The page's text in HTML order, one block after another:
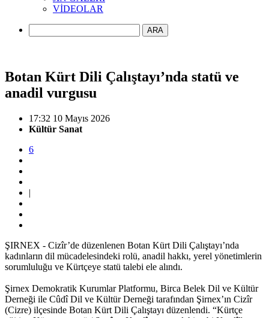
VİDEOLAR
ARA
Botan Kürt Dili Çalıştayı’nda statü ve
anadil vurgusu
17:32 10 Mayıs 2026
Kültür Sanat
6
|
ŞIRNEX - Cizîr’de düzenlenen Botan Kürt Dili Çalıştayı’nda
kadınların dil mücadelesindeki rolü, anadil hakkı, yerel yönetimlerin
sorumluluğu ve Kürtçeye statü talebi ele alındı.
Şirnex Demokratik Kurumlar Platformu, Birca Belek Dil ve Kültür
Derneği ile Cûdî Dil ve Kültür Derneği tarafından Şirnex’ın Cizîr
(Cizre) ilçesinde Botan Kürt Dili Çalıştayı düzenlendi. “Kürtçe